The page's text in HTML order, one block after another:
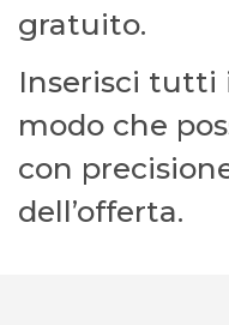
gratuito.
Inserisci tutti
modo che
con
dell’offerta.